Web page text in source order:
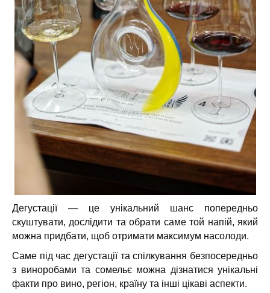
Дегустації — це унікальний шанс попередньо
скуштувати, дослідити та обрати саме той напій, який
можна придбати, щоб отримати максимум насолоди.
Саме під час дегустації та спілкування безпосередньо
з виноробами та сомельє можна дізнатися унікальні
факти про вино, регіон, країну та інші цікаві аспекти.